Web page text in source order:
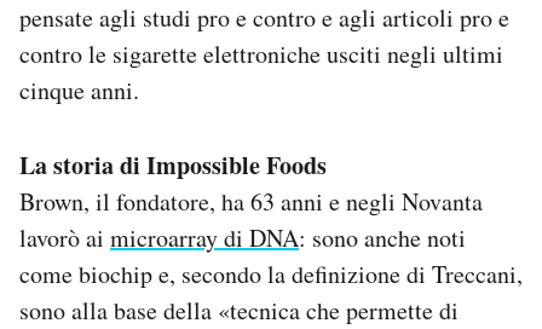
pensate agli studi pro e contro e agli articoli pro e
contro le sigarette elettroniche usciti negli ultimi
cinque anni.
La storia di Impossible Foods
Brown, il fondatore, ha 63 anni e negli Novanta
lavorò ai microarray di DNA: sono anche noti
come biochip e, secondo la definizione di Treccani,
sono alla base della «tecnica che permette di